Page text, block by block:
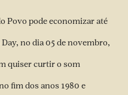
Povopode economizar até
no dia 05 de novembro,
quiser curtir o som
fim dos anos 1980 e